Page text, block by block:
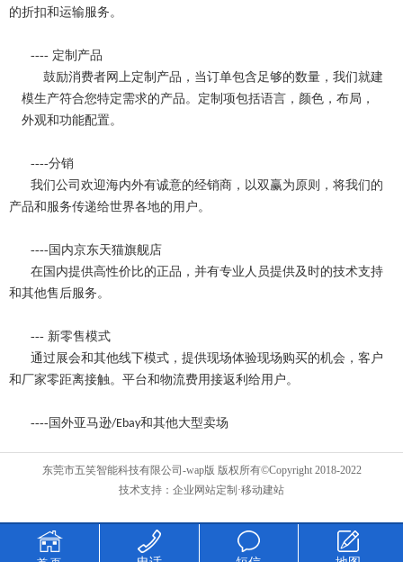
的折扣和运输服务。
---- 定制产品
鼓励消费者网上定制产品，当订单包含足够的数量，我们就建
模生产符合您特定需求的产品。定制项包括语言，颜色，布局，
外观和功能配置。
----分销
我们公司欢迎海内外有诚意的经销商，以双赢为原则，将我们的
产品和服务传递给世界各地的用户。
----国内京东天猫旗舰店
在国内提供高性价比的正品，并有专业人员提供及时的技术支持
和其他售后服务。
--- 新零售模式
通过展会和其他线下模式，提供现场体验现场购买的机会，客户
和厂家零距离接触。平台和物流费用接返利给用户。
---- 国外亚马逊/Ebay和其他大型卖场
东莞市五笑智能科技有限公司-wap版 版权所有©Copyright 2018-2022
技术支持： 企业网站定制·移动建站